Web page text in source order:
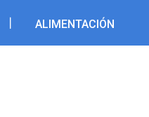
ALIMENTACIÓN